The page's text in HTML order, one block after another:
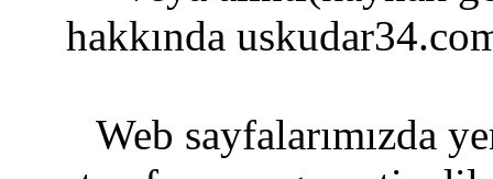
hakkında
Web sayfalarımızda